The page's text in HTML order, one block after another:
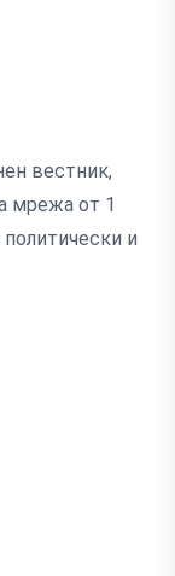
вестник,
мрежа от 1
и